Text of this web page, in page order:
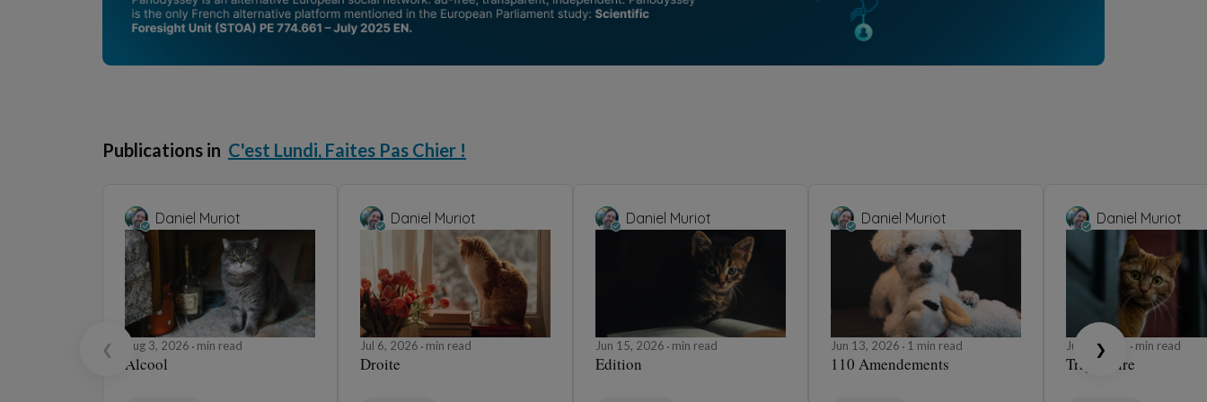
Publications in C'est Lundi, Faites Pas Chier !
❮
Daniel Muriot
Aug 3, 2026 min read
Alcool
Daniel Muriot
Jul 6, 2026 min read
Droite
Daniel Muriot
Jun 15, 2026 min read
Edition
Daniel Muriot
Jun 13, 2026 1 min read
110 Amendements
Daniel Muriot
Jun 1, 2026 min read
Trajectoire
❯